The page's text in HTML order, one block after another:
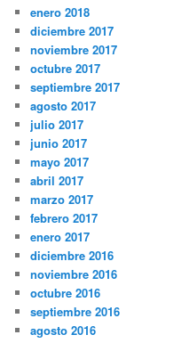
enero 2018
diciembre 2017
noviembre 2017
octubre 2017
septiembre 2017
agosto 2017
julio 2017
junio 2017
mayo 2017
abril 2017
marzo 2017
febrero 2017
enero 2017
diciembre 2016
noviembre 2016
octubre 2016
septiembre 2016
agosto 2016